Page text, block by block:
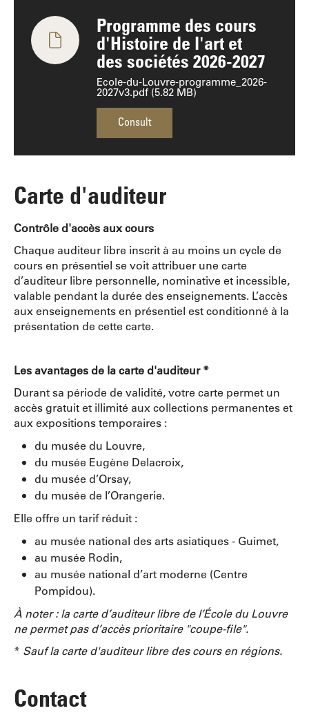
Programme des cours
d'Histoire de l'art et
des sociétés 2026-2027
Ecole-du-Louvre-programme_2026-
2027v3.pdf (5.82 MB)
Consult
Carte d'auditeur
Contrôle d'accès aux cours
Chaque auditeur libre inscrit à au moins un cycle de
cours en présentiel se voit attribuer une carte
d’auditeur libre personnelle, nominative et incessible,
valable pendant la durée des enseignements. L’accès
aux enseignements en présentiel est conditionné à la
présentation de cette carte.
Les avantages de la carte d'auditeur *
Durant sa période de validité, votre carte permet un
accès gratuit et illimité aux collections permanentes et
aux expositions temporaires :
du musée du Louvre,
du musée Eugène Delacroix,
du musée d’Orsay,
du musée de l’Orangerie.
Elle offre un tarif réduit :
au musée national des arts asiatiques - Guimet,
au musée Rodin,
au musée national d’art moderne (Centre
Pompidou).
À noter : la carte d’auditeur libre de l’École du Louvre
ne permet pas d’accès prioritaire "coupe-file".
* Sauf la carte d'auditeur libre des cours en régions.
Contact